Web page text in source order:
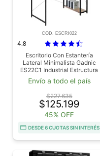
COD. ESCRI022
4.8
Escritorio Con Estantería
Lateral Minimalista Gadnic
ES22C1 Industrial Estructura
Metálica Superficie Melamina
120 x 60 cm
Envío a todo el país
$227.635
$125.199
45% OFF
DESDE 6 CUOTAS SIN INTERÉS